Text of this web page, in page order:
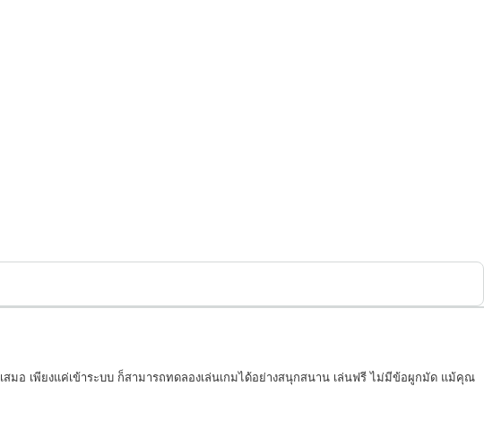
อ เพียงแค่เข้าระบบ ก็สามารถทดลองเล่นเกมได้อย่างสนุกสนาน เล่นฟรี ไม่มีข้อผูกมัด แม้คุณ